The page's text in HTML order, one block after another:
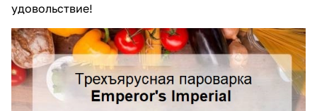
удовольствие!